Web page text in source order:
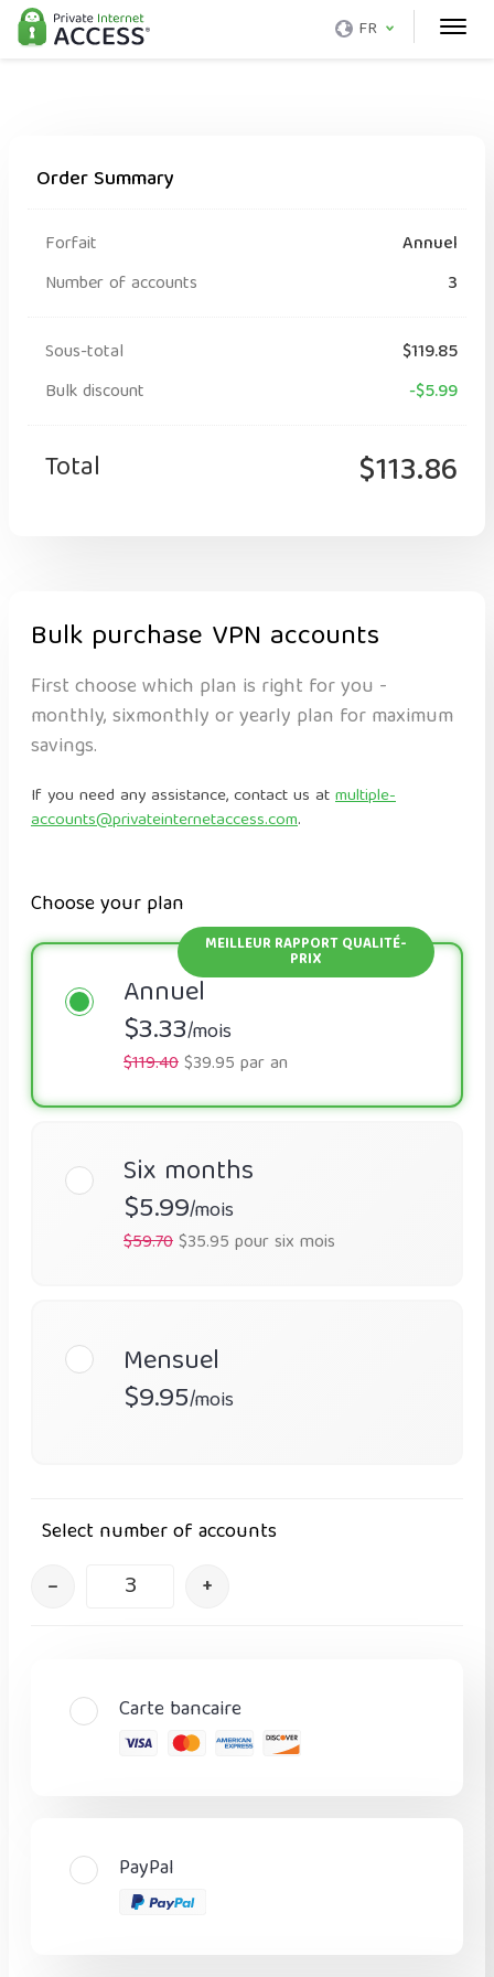
FR
Order Summary
Forfait
Annuel
Number of accounts
3
Sous-total
$119.85
Bulk discount
-$5.99
Total $113.86
Bulk purchase VPN accounts
First choose which plan is right for you -
monthly, sixmonthly or yearly plan for maximum
savings.
If you need any assistance, contact us atmultiple-
accounts@privateinternetaccess.com.
Choose your plan
Annuel
$3.33/mois
$119.40$39.95 par an
Six months
$5.99/mois
$59.70$35.95 pour six mois
Mensuel
$9.95/mois
Select number of accounts
– +
Carte bancaire
PayPal